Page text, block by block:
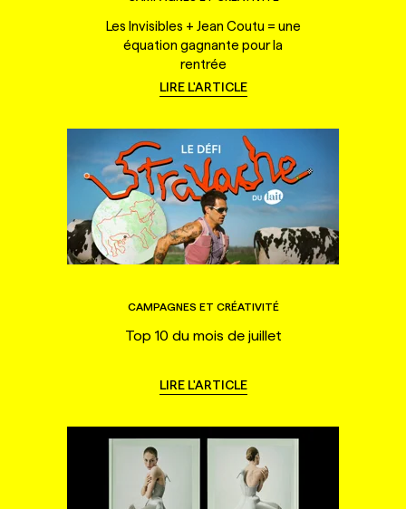
Les Invisibles + Jean Coutu = une
équation gagnante pour la
rentrée
LIRE L'ARTICLE
CAMPAGNES ET CRÉATIVITÉ
Top 10 du mois de juillet
LIRE L'ARTICLE